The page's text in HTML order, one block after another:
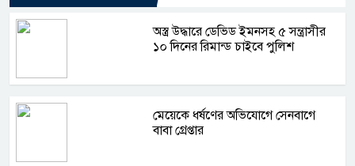
অস্ত্র উদ্ধারে ডেভিড ইমনসহ ৫ সন্ত্রাসীর
১০ দিনের রিমান্ড চাইবে পুলিশ
মেয়েকে ধর্ষণের অভিযোগে সেনবাগে
বাবা গ্রেপ্তার